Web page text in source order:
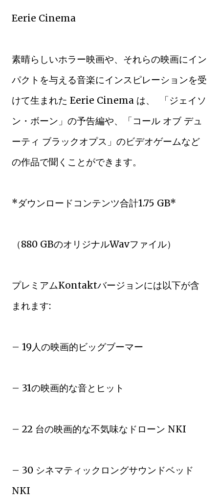
Eerie Cinema
素晴らしいホラー映画や、それらの映画にイン
パクトを与える音楽にインスピレーションを受
けて生まれた Eerie Cinema は、 「ジェイソ
ン・ボーン」の予告編や、「コール オブ デュ
ーティ ブラックオプス」のビデオゲームなど
の作品で聞くことができます。
*ダウンロードコンテンツ合計1.75 GB*
（880 GBのオリジナルWavファイル）
プレミアムKontaktバージョンには以下が含
まれます:
– 19人の映画的ビッグブーマー
– 31の映画的な音とヒット
– 22 台の映画的な不気味なドローン NKI
– 30 シネマティックロングサウンドベッド
NKI